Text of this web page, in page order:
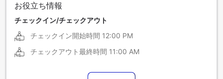
お役立ち情報
チェックイン/チェックアウト
チェックイン開始時間 12:00 PM
チェックアウト最終時間 11:00 AM